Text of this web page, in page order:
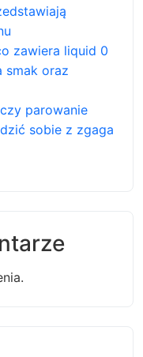
zawiera liquid 0
smak oraz
parowanie
sobie z zgaga